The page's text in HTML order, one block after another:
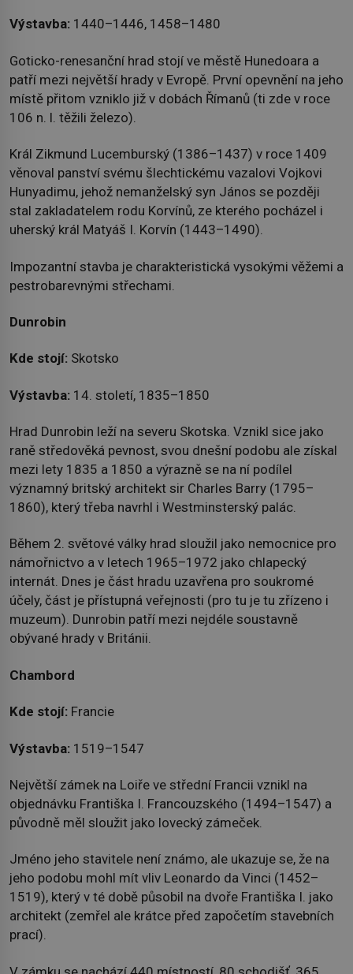
Výstavba: 1440–1446, 1458–1480
Goticko-renesanční hrad stojí ve městě Hunedoara a
patří mezi největší hrady v Evropě. První opevnění na jeho
místě přitom vzniklo již v dobách Římanů (ti zde v roce
106 n. l. těžili železo).
Král Zikmund Lucemburský (1386–1437) v roce 1409
věnoval panství svému šlechtickému vazalovi Vojkovi
Hunyadimu, jehož nemanželský syn János se později
stal zakladatelem rodu Korvínů, ze kterého pocházel i
uherský král Matyáš I. Korvín (1443–1490).
Impozantní stavba je charakteristická vysokými věžemi a
pestrobarevnými střechami.
Dunrobin
Kde stojí: Skotsko
Výstavba: 14. století, 1835–1850
Hrad Dunrobin leží na severu Skotska. Vznikl sice jako
raně středověká pevnost, svou dnešní podobu ale získal
mezi lety 1835 a 1850 a výrazně se na ní podílel
významný britský architekt sir Charles Barry (1795–
1860), který třeba navrhl i Westminsterský palác.
Během 2. světové války hrad sloužil jako nemocnice pro
námořnictvo a v letech 1965–1972 jako chlapecký
internát. Dnes je část hradu uzavřena pro soukromé
účely, část je přístupná veřejnosti (pro tu je tu zřízeno i
muzeum). Dunrobin patří mezi nejdéle soustavně
obývané hrady v Británii.
Chambord
Kde stojí: Francie
Výstavba: 1519–1547
Největší zámek na Loiře ve střední Francii vznikl na
objednávku Františka I. Francouzského (1494–1547) a
původně měl sloužit jako lovecký zámeček.
Jméno jeho stavitele není známo, ale ukazuje se, že na
jeho podobu mohl mít vliv Leonardo da Vinci (1452–
1519), který v té době působil na dvoře Františka I. jako
architekt (zemřel ale krátce před započetím stavebních
prací).